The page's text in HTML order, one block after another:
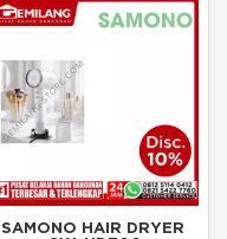
SAMONO HAIR DRYER